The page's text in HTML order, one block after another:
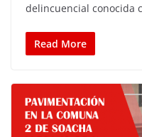
delincuencial conocida
Read More